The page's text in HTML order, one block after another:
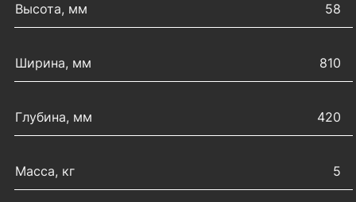
Высота, мм
58
Ширина, мм 810
Глубина, мм 420
Масса, кг 5